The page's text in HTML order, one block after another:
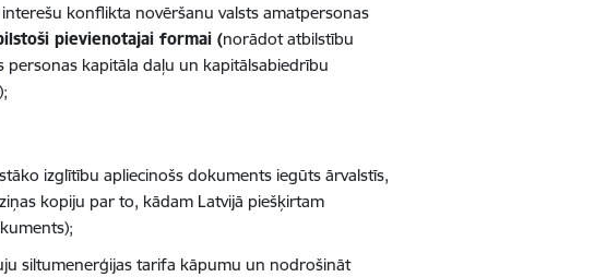
konflikta novēršanu valsts amatpersonas
pievienotajai formai (norādot atbilstību
kapitāla daļu un kapitālsabiedrību
izglītību apliecinošs dokuments iegūts ārvalstīs,
kopiju par to, kādam Latvijā piešķirtam
siltumenerģijas tarifa kāpumu un nodrošināt